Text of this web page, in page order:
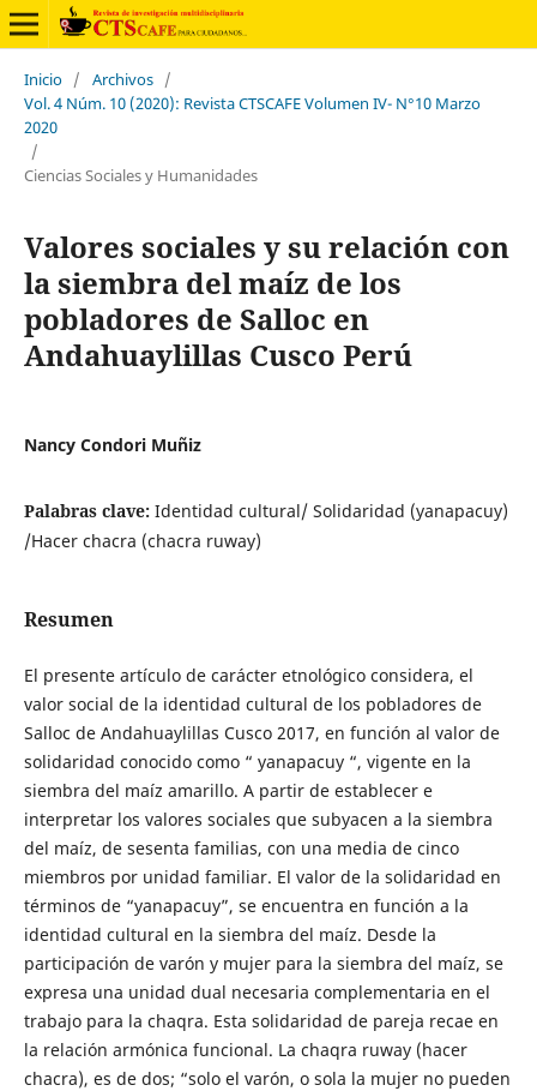
Inicio / Archivos /
Vol. 4 Núm. 10 (2020): Revista CTSCAFE Volumen IV- N°10 Marzo
2020
/
Ciencias Sociales y Humanidades
Valores sociales y su relación con
la siembra del maíz de los
pobladores de Salloc en
Andahuaylillas Cusco Perú
Nancy Condori Muñiz
Palabras clave: Identidad cultural/ Solidaridad (yanapacuy)
/Hacer chacra (chacra ruway)
Resumen
El presente artículo de carácter etnológico considera, el
valor social de la identidad cultural de los pobladores de
Salloc de Andahuaylillas Cusco 2017, en función al valor de
solidaridad conocido como “ yanapacuy “, vigente en la
siembra del maíz amarillo. A partir de establecer e
interpretar los valores sociales que subyacen a la siembra
del maíz, de sesenta familias, con una media de cinco
miembros por unidad familiar. El valor de la solidaridad en
términos de “yanapacuy”, se encuentra en función a la
identidad cultural en la siembra del maíz. Desde la
participación de varón y mujer para la siembra del maíz, se
expresa una unidad dual necesaria complementaria en el
trabajo para la chaqra. Esta solidaridad de pareja recae en
la relación armónica funcional. La chaqra ruway (hacer
chacra), es de dos; “solo el varón, o sola la mujer no pueden